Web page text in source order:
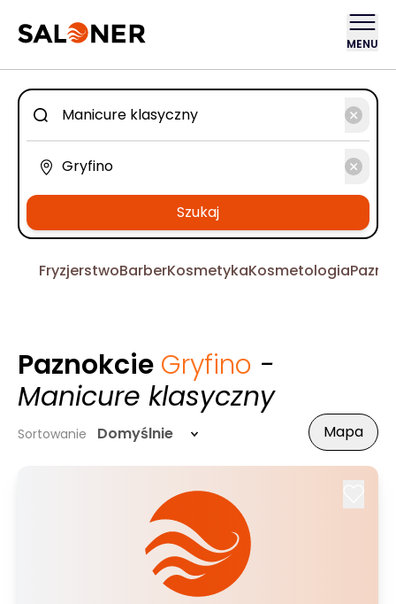
MENU
Szukaj
FryzjerstwoBarberKosmetykaKosmetologia
Paznokcie Gryfino -
Manicure klasyczny
Sortowanie Domyślnie Mapa